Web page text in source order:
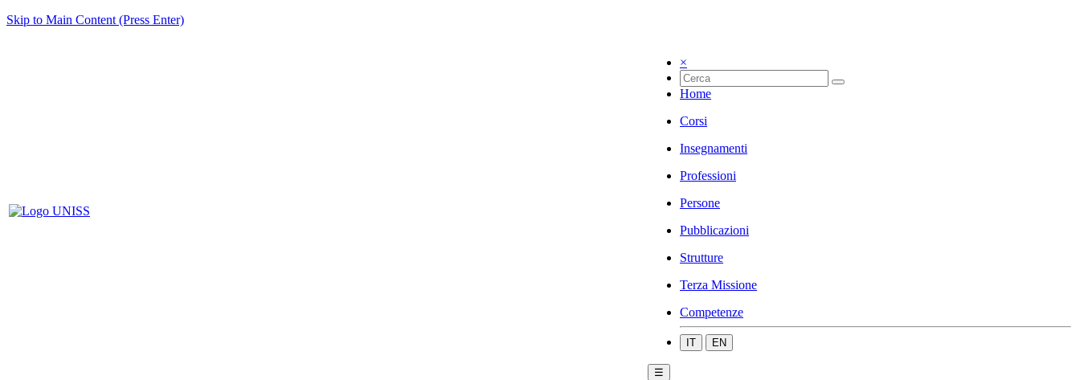
Skip to Main Content (Press Enter)
×
Home
Corsi
Insegnamenti
Professioni
Persone
Pubblicazioni
Strutture
Terza Missione
Competenze
IT EN
☰